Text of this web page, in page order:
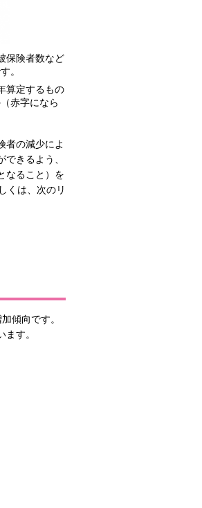
保険者数など
。
算定するもの
赤字になら
者の減少によ
きるよう、
なること）を
くは、次のリ
傾向です。
す。